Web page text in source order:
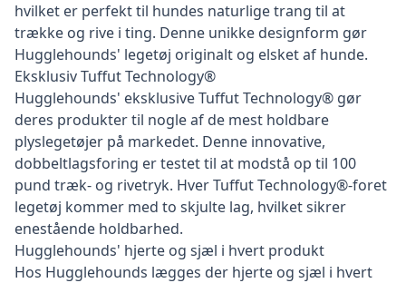
hvilket er perfekt til hundes naturlige trang til at
trække og rive i ting. Denne unikke designform gør
Hugglehounds' legetøj originalt og elsket af hunde.
Eksklusiv Tuffut Technology®
Hugglehounds' eksklusive Tuffut Technology® gør
deres produkter til nogle af de mest holdbare
plyslegetøjer på markedet. Denne innovative,
dobbeltlagsforing er testet til at modstå op til 100
pund træk- og rivetryk. Hver Tuffut Technology®-foret
legetøj kommer med to skjulte lag, hvilket sikrer
enestående holdbarhed.
Hugglehounds' hjerte og sjæl i hvert produkt
Hos Hugglehounds lægges der hjerte og sjæl i hvert